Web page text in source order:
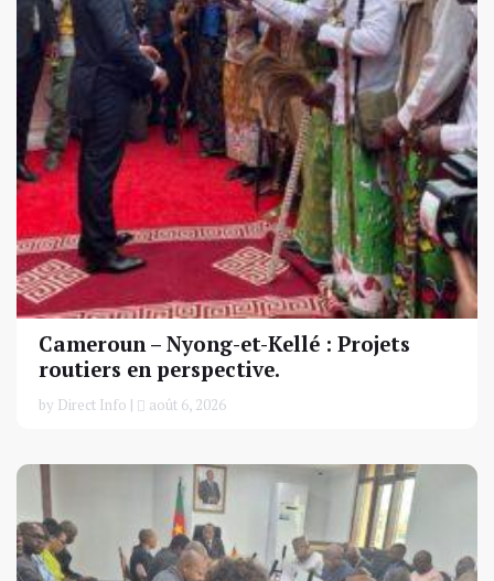
Cameroun – Nyong-et-Kellé : Projets
routiers en perspective.
by Direct Info | août 6, 2026